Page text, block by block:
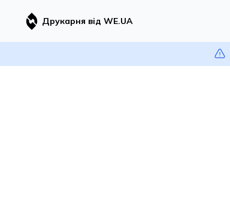
Друкарня від WE.UA